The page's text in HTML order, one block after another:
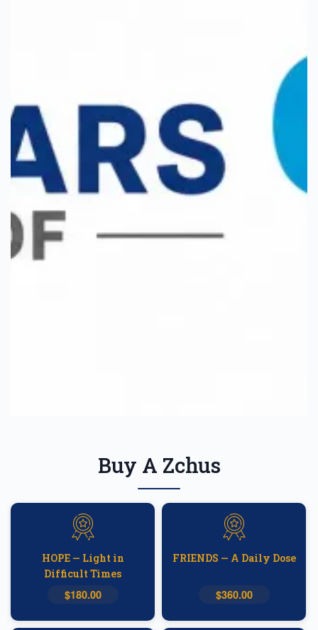
Buy A Zchus
HOPE — Light in
Difficult Times
$180.00
FRIENDS — A Daily Dose
$360.00